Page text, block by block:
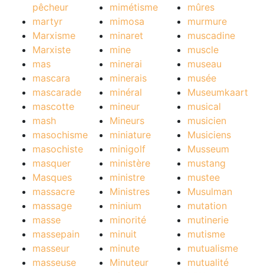
pêcheur
martyr
Marxisme
Marxiste
mas
mascara
mascarade
mascotte
mash
masochisme
masochiste
masquer
Masques
massacre
massage
masse
massepain
masseur
masseuse
mimétisme
mimosa
minaret
mine
minerai
minerais
minéral
mineur
Mineurs
miniature
minigolf
ministère
ministre
Ministres
minium
minorité
minuit
minute
Minuteur
mûres
murmure
muscadine
muscle
museau
musée
Museumkaart
musical
musicien
Musiciens
Musseum
mustang
mustee
Musulman
mutation
mutinerie
mutisme
mutualisme
mutualité